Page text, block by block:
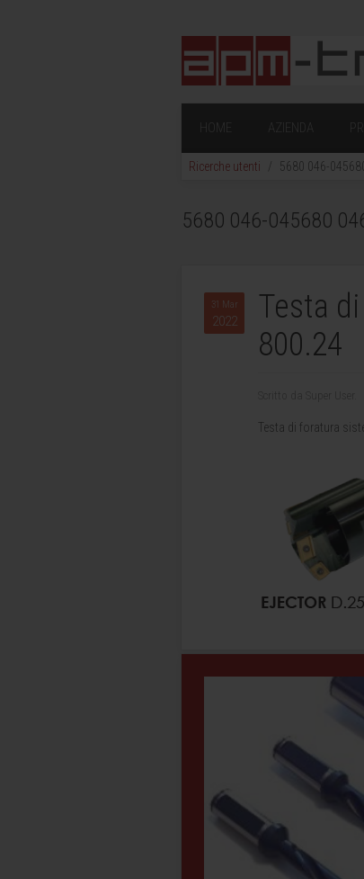
HOME AZIENDA
Ricerche utenti 5680 046-
5680 046-045680
31 Mar
2022
Testa
800.24
Testa di foratura